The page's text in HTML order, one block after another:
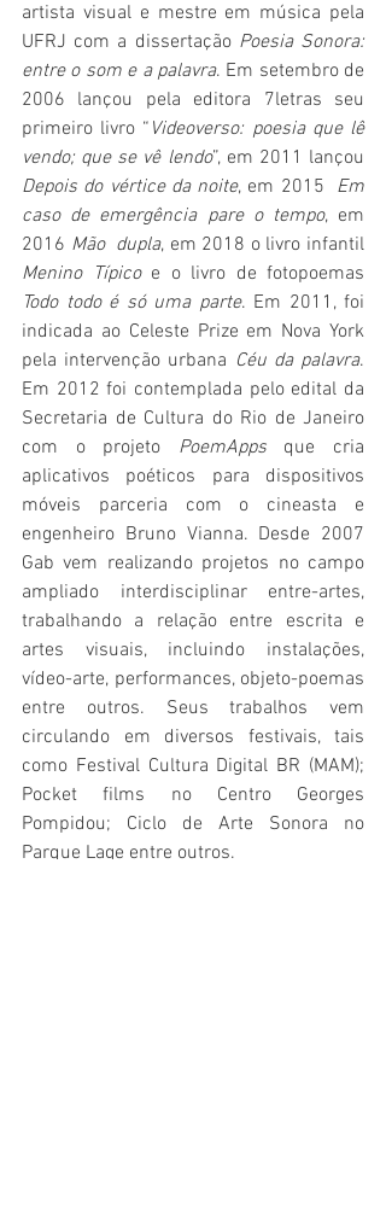
artista visual e mestre em música pela
UFRJ com a dissertação Poesia Sonora:
entre o som e a palavra. Em setembro de
2006 lançou pela editora 7letras seu
primeiro livro “ Videoverso: poesia que lê
vendo; que se vê lendo
Depois do vértice da noite, em 2015 Em
caso de emergência pare o tempo, em
2016 Mão  dupla
Menino Típico
Todo todo é só uma parte. Em 2011, foi
indicada ao Celeste Prize em Nova York
pela intervenção urbana Céu da palavra.
Em 2012 foi contemplada pelo edital da
Secretaria de Cultura do Rio de Janeiro
com o projeto PoemApps que cria
aplicativos poéticos para dispositivos
móveis parceria com o cineasta e
engenheiro Bruno Vianna. Desde 2007
Gab vem realizando projetos no campo
ampliado interdisciplinar entre-artes,
trabalhando a relação entre escrita e
artes visuais, incluindo instalações,
vídeo-arte, performances, objeto-poemas
entre outros. Seus trabalhos vem
circulando em diversos festivais, tais
como Festival Cultura Digital BR (MAM);
Pocket films no Centro Georges
Pompidou; Ciclo de Arte Sonora no
Parque Lage entre outros.